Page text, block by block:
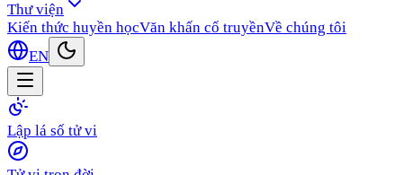
Thư viện
Kiến thức huyền họcVăn khấn cổ truyềnVề chúng tôi
EN
Lập lá số tử vi